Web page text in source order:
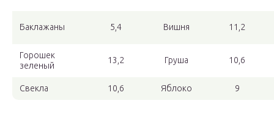
Баклажаны 5,4 Вишня 11,2
Горошек
зеленый
13,2 Груша 10,6
Свекла 10,6 Яблоко 9